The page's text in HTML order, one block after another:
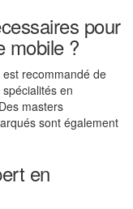
pour
mobile ?
recommandé de
en
masters
sont également
en